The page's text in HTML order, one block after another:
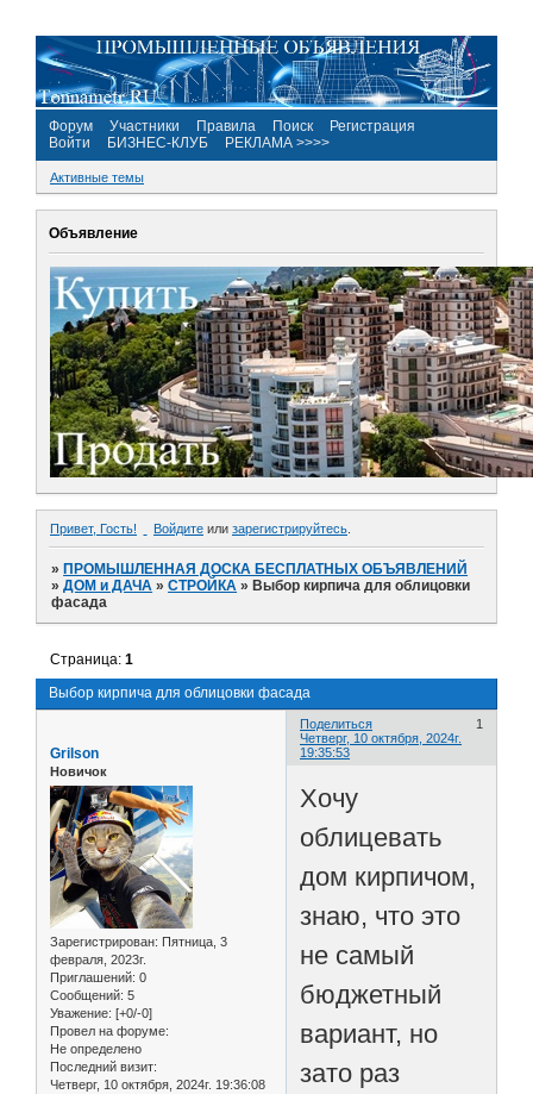
Форум Участники Правила Поиск
Регистрация
Войти
БИЗНЕС-КЛУБ РЕКЛАМА >>>>
Активные темы
Объявление
Привет, Гость! Войдите или зарегистрируйтесь
»ПРОМЫШЛЕННАЯ ДОСКА БЕСПЛАТНЫХ ОБЪЯВЛЕНИЙ
»ДОМ и ДАЧА »СТРОЙКА »Выбор кирпича для облицовки
фасада
Выбор кирпича для облицовки фасада
Страница:1
Поделиться
1
Четверг, 10 октября, 2024г.
19:35:53
Grilson
Новичок
Зарегистрирован: Пятница, 3
февраля, 2023г.
Приглашений: 0
Сообщений: 5
Уважение: [+0/-0]
Провел на форуме:
Не определено
Последний визит:
Четверг, 10 октября, 2024г. 19:36:08
Хочу
облицевать
дом кирпичом,
знаю, что это
не самый
бюджетный
вариант, но
зато раз